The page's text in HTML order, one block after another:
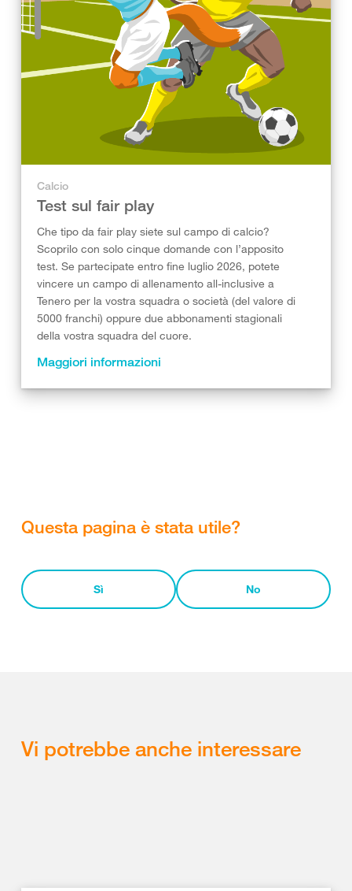
Calcio
Test sul fair play
Che tipo da fair play siete sul campo di calcio?
Scoprilo con solo cinque domande con l’apposito
test. Se partecipate entro fine luglio 2026, potete
vincere un campo di allenamento all-inclusive a
Tenero per la vostra squadra o società (del valore di
5000 franchi) oppure due abbonamenti stagionali
della vostra squadra del cuore.
Maggiori informazioni
Questa pagina è stata utile?
Sì No
Vi potrebbe anche interessare